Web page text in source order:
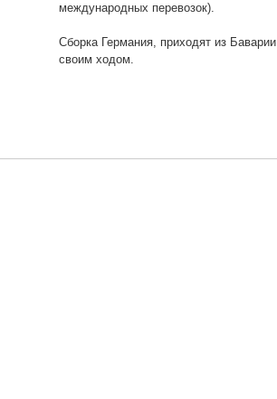
международных перевозок).
Сборка Германия, приходят из Баварии
своим ходом.